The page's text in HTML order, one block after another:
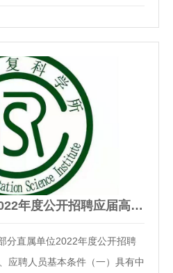
年代表共计20余人积极参与研
中国残联直属单位2022年度公开招聘应届高校毕业生公告
分直属单位2022年度公开招聘
应聘人员基本条件（一）具有中